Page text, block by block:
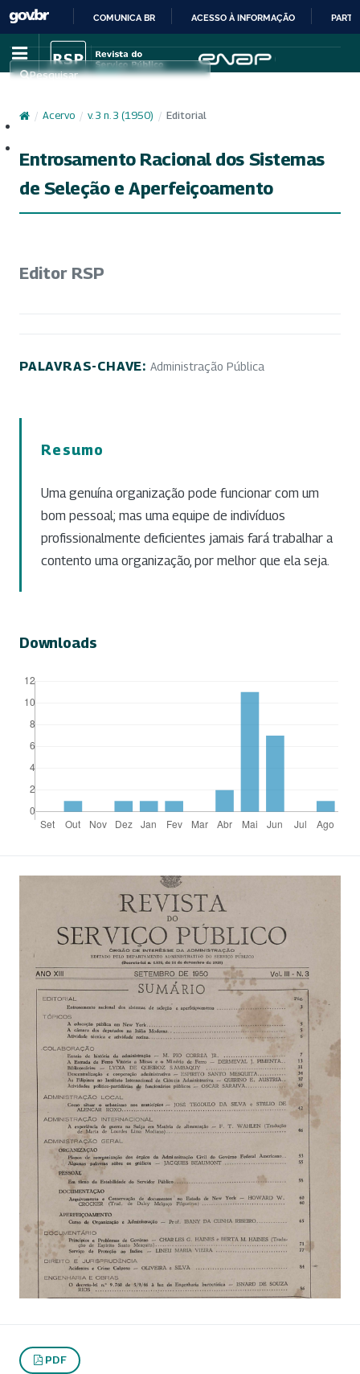
IR
PARA
CONTEÚDO
COMUNICA BR ACESSO À INFORMAÇÃO
Pesquisar
/ Acervo / v. 3 n. 3 (1950) / Editorial
Entrosamento Racional dos Sistemas
de Seleção e Aperfeiçoamento
Editor RSP
PALAVRAS-CHAVE: Administração Pública
Resumo
Uma genuína organização pode funcionar com um
bom pessoal; mas uma equipe de indivíduos
profissionalmente deficientes jamais fará trabalhar a
contento uma organização, por melhor que ela seja.
Downloads
PDF